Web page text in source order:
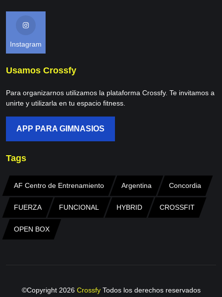
Instagram
Usamos Crossfy
Para organizarnos utilizamos la plataforma Crossfy. Te invitamos a
unirte y utilizarla en tu espacio fitness.
APP PARA GIMNASIOS
Tags
AF Centro de Entrenamiento Argentina Concordia
FUERZA FUNCIONAL HYBRID CROSSFIT
OPEN BOX
©Copyright 2026 Crossfy Todos los derechos reservados